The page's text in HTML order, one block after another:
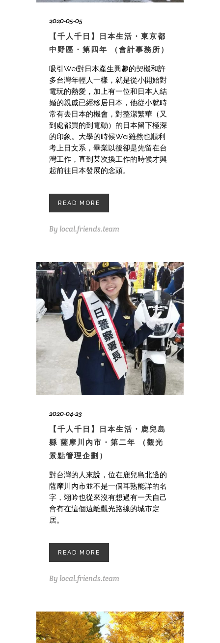
2020-05-05
【千人千日】日本生活・東京都
中野區・第四年 （會計事務所）
吸引Wei對日本產生興趣的契機和許
多台灣年輕人一樣，就是從小開始對
電玩的熱愛，加上有一位和日本人結
婚的親戚已經移居日本，他從小就時
常有去日本的機會，對整潔繁華（又
到處都買的到電動）的日本留下極深
的印象。大學的時候Wei雖然也順利
考上日文系，畢業以後卻是先留在台
灣工作，直到某次換工作的時候才興
起前往日本發展的念頭。
READ MORE
By local.friends.team
2020-04-23
【千人千日】日本生活・鹿兒島
縣 薩摩川內市・第二年 （觀光
景點管理企劃）
對台灣的人來說，位在鹿兒島北邊的
薩摩川內市並不是一個耳熟能詳的名
字，翊吟也從來沒有想過有一天自己
會有在這個遠離觀光路線的城市定
居。
READ MORE
By local.friends.team